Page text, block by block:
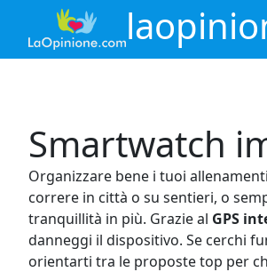
contenuto
Smartwatch
Organizzare bene i tuoi
correre in città o su sentieri, o
tranquillità in più. Grazie al GPS
danneggi il dispositivo. Se cerchi
orientarti tra le proposte top per